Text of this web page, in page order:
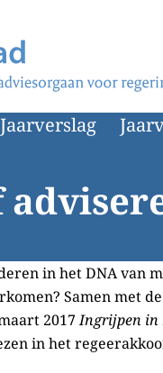
Jaarverslag
in het DNA van
Samen met
2017Ingrijpen in
in het